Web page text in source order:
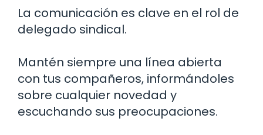
La comunicación es clave en el rol de
delegado sindical.
Mantén siempre una línea abierta
con tus compañeros, informándoles
sobre cualquier novedad y
escuchando sus preocupaciones.